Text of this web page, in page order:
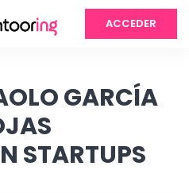
ACCEDER
GARCÍA
STARTUPS